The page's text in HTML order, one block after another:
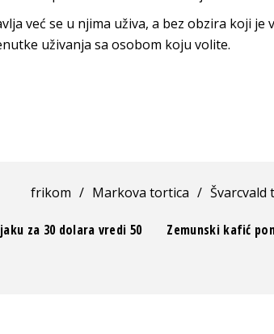
već se u njima uživa, a bez obzira koji je
uživanja sa osobom koju volite.
frikom / Markova tortica / Švarcvald
za 30 dolara vredi 50
Zemunski kafić